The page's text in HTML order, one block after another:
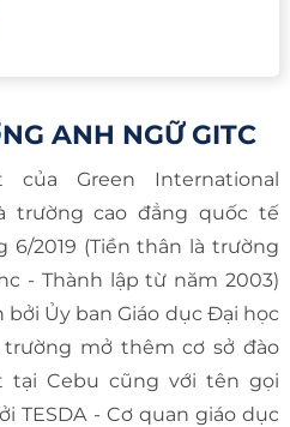
ANH NGỮ GITC
của Green International
trường cao đẳng quốc tế
2019 (Tiền thân là trường
- Thành lập từ năm 2003)
Ủy ban Giáo dục Đại học
trường mở thêm cơ sở đào
tại Cebu cũng với tên gọi
TESDA - Cơ quan giáo dục